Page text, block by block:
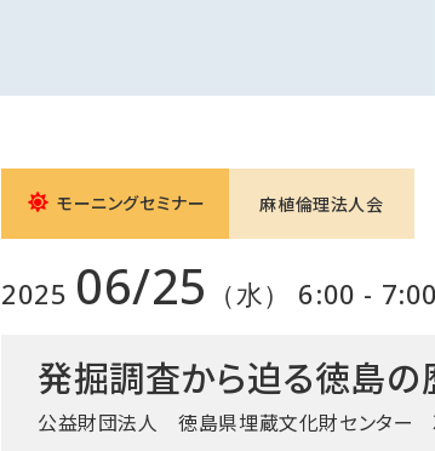
モーニングセミナー 麻植倫理法人会
2025 06/25 （水） 6:00 - 7:00
発掘調査から迫る徳島の
公益財団法人 徳島県埋蔵文化財センター